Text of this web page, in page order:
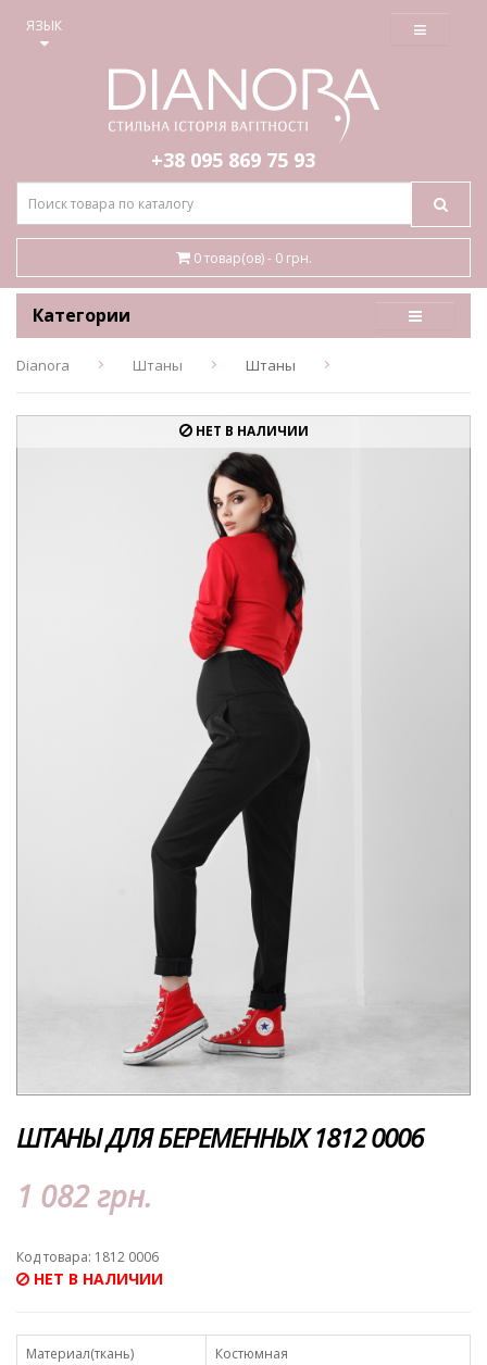
ЯЗЫК ≡
+38 095 869 75 93
0 товар(ов) - 0 грн.
Категории
Dianora Штаны Штаны
НЕТ В НАЛИЧИИ
ШТАНЫ ДЛЯ БЕРЕМЕННЫХ 1812 0006
1 082 грн.
Код товара: 1812 0006
НЕТ В НАЛИЧИИ
Материал(ткань)
Костюмная